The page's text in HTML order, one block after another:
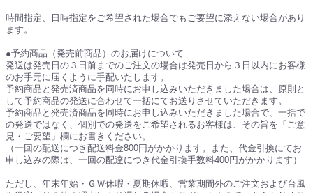
時間指定、日時指定をご希望された場合でもご要望に添えない場合があり
ます。
●予約商品（発売前商品）のお届けについて
発送は発売日の３日前までのご注文の場合は発売日から３日以内にお客様
のお手元に届くように手配いたします。
予約商品と発売済商品を同時にお申し込みいただきました場合は、原則と
して予約商品の発送に合わせて一括にてお送りさせていただきます。
予約商品と発売済商品を同時にお申し込みいただきました場合で、一括で
の発送ではなく、個別での発送をご希望されるお客様は、その旨を「ご意
見・ご要望」欄にお書きください。
（一回の配送につき配送料金800円がかかります。また、代金引換にてお
申し込みの際は、一回の配達につき代金引換手数料400円がかかります）
ただし、年末年始・ＧＷ休暇・夏期休暇、営業期間外のご注文および台風